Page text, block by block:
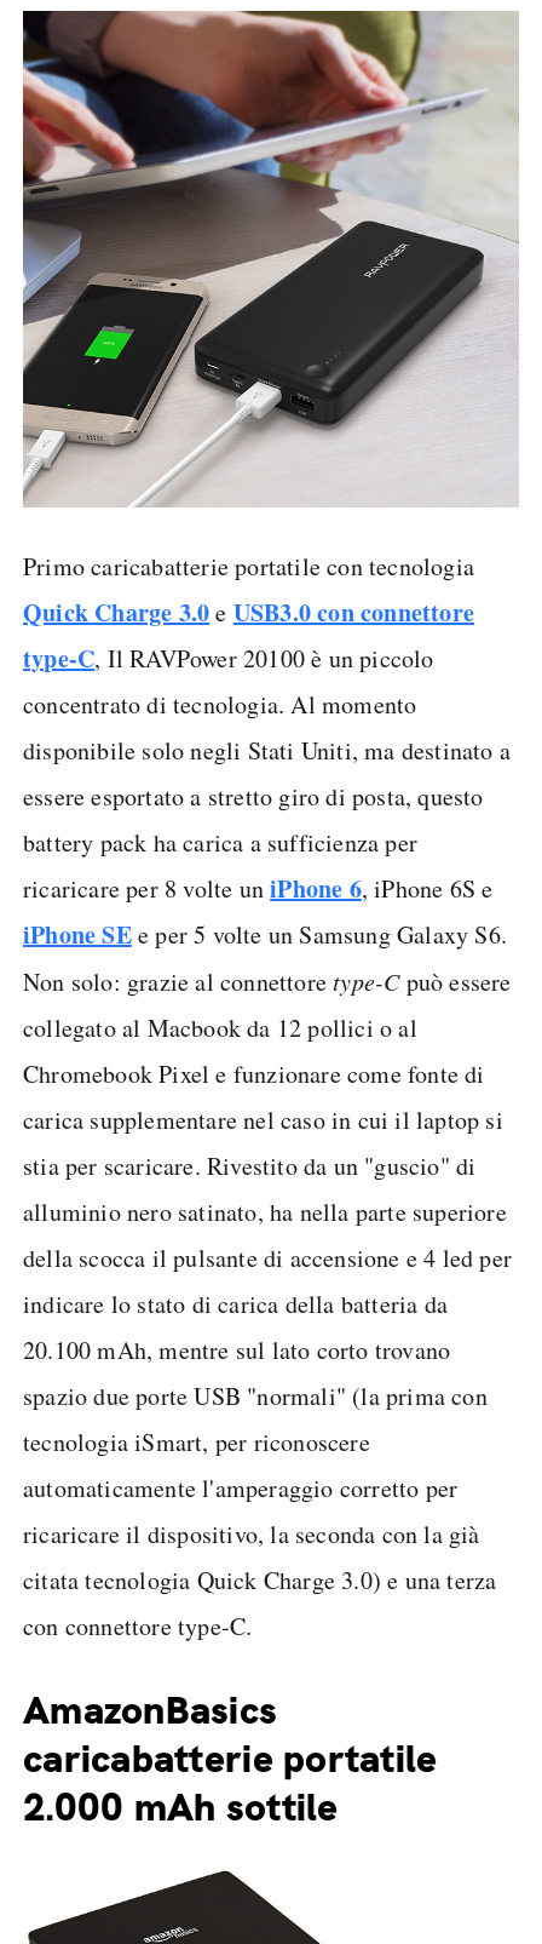
Primo caricabatterie portatile con tecnologia
Quick Charge 3.0e USB3.0 con connettore
type-C, Il RAVPower 20100 è un piccolo
concentrato di tecnologia. Al momento
disponibile solo negli Stati Uniti, ma destinato a
essere esportato a stretto giro di posta, questo
battery pack ha carica a sufficienza per
ricaricare per 8 volte uniPhone 6, iPhone 6S e
iPhone SEe per 5 volte un Samsung Galaxy S6.
Non solo: grazie al connettoretype-Cpuò essere
collegato al Macbook da 12 pollici o al
Chromebook Pixel e funzionare come fonte di
carica supplementare nel caso in cui il laptop si
stia per scaricare. Rivestito da un "guscio" di
alluminio nero satinato, ha nella parte superiore
della scocca il pulsante di accensione e 4 led per
indicare lo stato di carica della batteria da
20.100 mAh, mentre sul lato corto trovano
spazio due porte USB "normali" (la prima con
tecnologia iSmart, per riconoscere
automaticamente l'amperaggio corretto per
ricaricare il dispositivo, la seconda con la già
citata tecnologia Quick Charge 3.0) e una terza
con connettore type-C.
AmazonBasics
caricabatterie portatile
2.000 mAh sottile